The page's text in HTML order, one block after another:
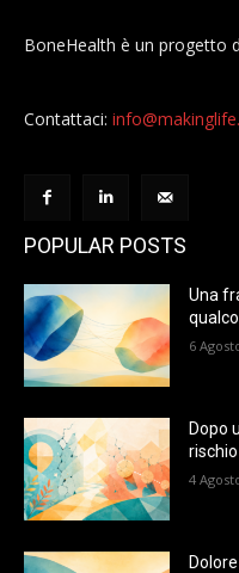
BoneHealth è un progetto
Contattaci:
POPULAR POSTS
Una
6
Dopo
4